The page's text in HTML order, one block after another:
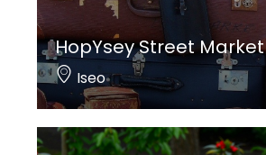
HopYsey Street Market
Iseo